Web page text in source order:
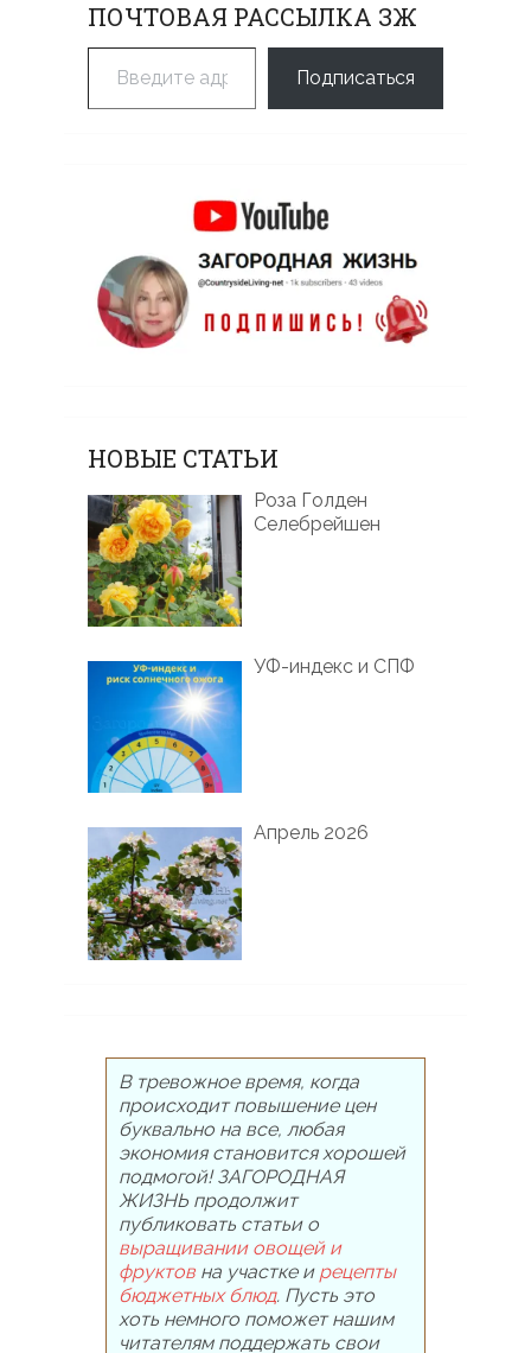
ПОЧТОВАЯ РАССЫЛКА ЗЖ
Введите адрес электронной почты…
Подписаться
НОВЫЕ СТАТЬИ
Роза Голден
Селебрейшен
УФ-индекс и СПФ
Апрель 2026
В тревожное время, когда
происходит повышение цен
буквально на все, любая
экономия становится хорошей
подмогой! ЗАГОРОДНАЯ
ЖИЗНЬ продолжит
публиковать статьи о
выращивании овощей и
фруктовна участке и рецепты
бюджетных блюд. Пусть это
хоть немного поможет нашим
читателям поддержать свои